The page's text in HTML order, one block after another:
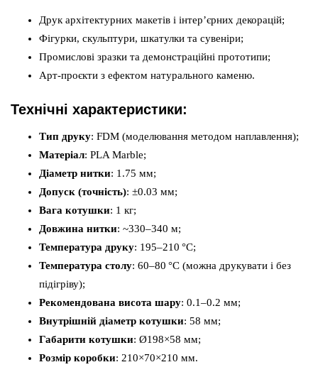
Друк архітектурних макетів і інтер’єрних декорацій;
Фігурки, скульптури, шкатулки та сувеніри;
Промислові зразки та демонстраційні прототипи;
Арт-проєкти з ефектом натурального каменю.
Технічні характеристики:
Тип друку: FDM (моделювання методом наплавлення);
Матеріал: PLA Marble;
Діаметр нитки: 1.75 мм;
Допуск (точність): ±0.03 мм;
Вага котушки: 1 кг;
Довжина нитки: ~330–340 м;
Температура друку: 195–210 °C;
Температура столу: 60–80 °C (можна друкувати і без
підігріву);
Рекомендована висота шару: 0.1–0.2 мм;
Внутрішній діаметр котушки: 58 мм;
Габарити котушки: Ø198×58 мм;
Розмір коробки: 210×70×210 мм.